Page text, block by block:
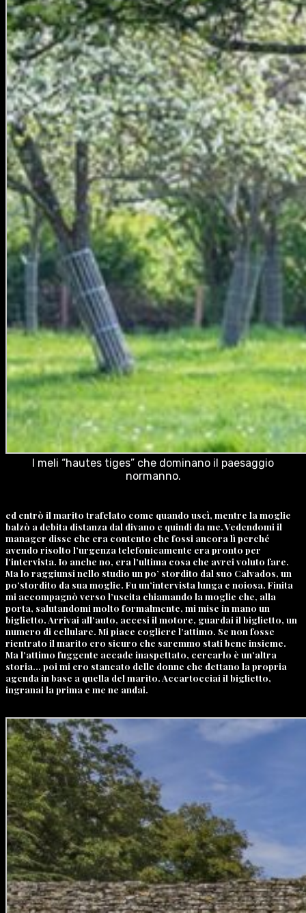
I meli “hautes tiges” che dominano il paesaggio
normanno.
ed entrò il marito trafelato come quando uscì, mentre la moglie
balzò a debita distanza dal divano e quindi da me. Vedendomi il
manager disse che era contento che fossi ancora lì perché
avendo risolto l’urgenza telefonicamente era pronto per
l’intervista. Io anche no, era l’ultima cosa che avrei voluto fare.
Ma lo raggiunsi nello studio un po’ stordito dal suo Calvados, un
po’stordito da sua moglie. Fu un’intervista lunga e noiosa. Finita
mi accompagnò verso l’uscita chiamando la moglie che, alla
porta, salutandomi molto formalmente, mi mise in mano un
biglietto. Arrivai all’auto, accesi il motore, guardai il biglietto, un
numero di cellulare. Mi piace cogliere l’attimo. Se non fosse
rientrato il marito ero sicuro che saremmo stati bene insieme.
Ma l’attimo fuggente accade inaspettato, cercarlo è un’altra
storia… poi mi ero stancato delle donne che dettano la propria
agenda in base a quella del marito. Accartocciai il biglietto,
ingranai la prima e me ne andai.